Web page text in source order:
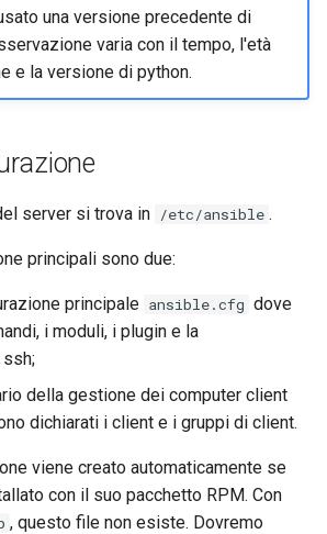
una versione precedente di
varia con il tempo, l'età
e la versione di python.
server si trova in /etc/ansible .
principali sono due:
principale ansible.cfg dove
i moduli, i plugin e la
della gestione dei computer client
dichiarati i client e i gruppi di client.
viene creato automaticamente se
con il suo pacchetto RPM. Con
, questo file non esiste. Dovremo